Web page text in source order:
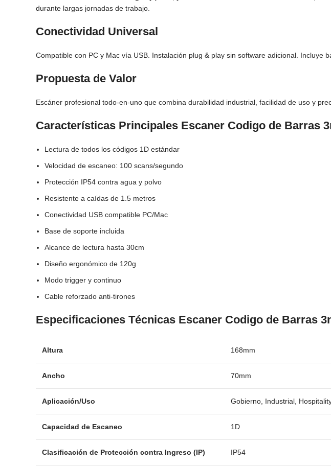
durante largas jornadas de trabajo.
Conectividad Universal
Compatible con PC y Mac vía USB. Instalación plug & play sin software adicional. Incluye
Propuesta de Valor
Escáner profesional todo-en-uno que combina durabilidad industrial, facilidad de uso y
Características Principales Escaner Codigo de Barras
Lectura de todos los códigos 1D estándar
Velocidad de escaneo: 100 scans/segundo
Protección IP54 contra agua y polvo
Resistente a caídas de 1.5 metros
Conectividad USB compatible PC/Mac
Base de soporte incluida
Alcance de lectura hasta 30cm
Diseño ergonómico de 120g
Modo trigger y continuo
Cable reforzado anti-tirones
Especificaciones Técnicas Escaner Codigo de Barras
Altura 168mm
Ancho 70mm
Aplicación/Uso Gobierno, Industrial,
Capacidad de Escaneo 1D
Clasificación de Protección contra Ingreso (IP) IP54